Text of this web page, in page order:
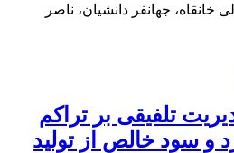
جهانفر دانشیان، ناصر
تلفیقی بر تراکم
و سود خالص از تولید